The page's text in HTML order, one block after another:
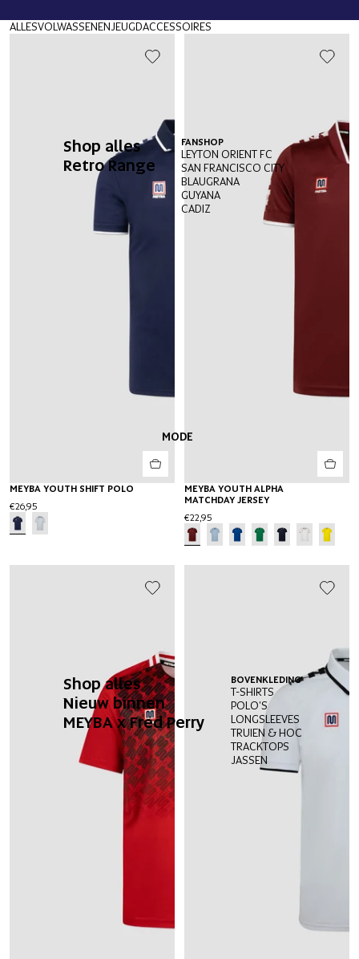
Shop alles
Retro Range
FANSHOP
LEYTON ORIENT FC
SAN FRANCISCO CITY
BLAUGRANA
GUYANA
CADIZ
MODE
Shop alles
Nieuw binnen
MEYBA x Fred Perry
BOVENKLEDING
T-SHIRTS
POLO'S
LONGSLEEVES
TRUIEN & HOODIES
TRACKTOPS
JASSEN
ALLESVOLWASSENENJEUGDACCESSOIRES
MEYBA YOUTH SHIFT POLO
€26,95
MEYBA YOUTH ALPHA
MATCHDAY JERSEY
€22,95